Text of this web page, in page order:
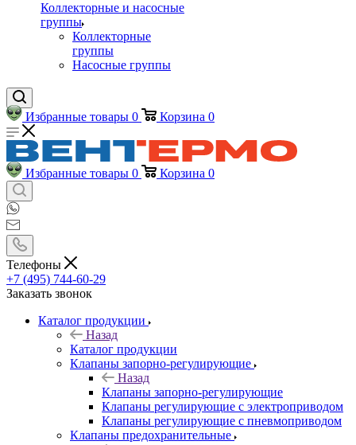
Коллекторные и насосные
группы
Коллекторные
группы
Насосные группы
Избранные товары 0 Корзина 0
Избранные товары 0 Корзина 0
Телефоны
+7 (495) 744-60-29
Заказать звонок
Каталог продукции
Назад
Каталог продукции
Клапаны запорно-регулирующие
Назад
Клапаны запорно-регулирующие
Клапаны регулирующие с электроприводом
Клапаны регулирующие с пневмоприводом
Клапаны предохранительные